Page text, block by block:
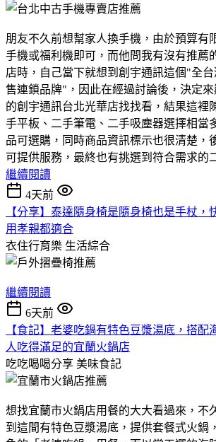
朋友不久前想幫家人換手機，由於預算有
手機或福利機即可，而他問我有沒有推薦
店時，自己當下就想到創宇通訊這個"全
售連鎖品牌"，因此在經過討論後，決定
的創宇通訊台北光華店找找看，結果這裡
手平板、二手筆電、二手吸塵器選擇相當
品可選購，同時商品資訊標示也很清楚，
可提供服務，最終也有挑選到符合需求的
繼續閱讀
4天前
【分享】泰達隨身椅是隨身椅也是手杖，
用孝親都適合
衣住行育樂 生活綜合
繼續閱讀
6天前
【食記】老婆吃鍋有特色豆漿湯底，搭配
人吃得滿足的宜蘭火鍋店
吃吃喝喝分享 美味食記
想找宜蘭市火鍋店用餐的大大看過來，不
到這間有特色豆漿湯底，提供套餐式火鍋